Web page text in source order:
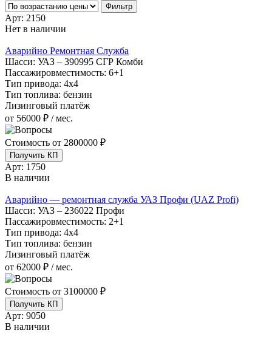
Фильтр
Арт: 2150
Нет в наличии
Аварийно Ремонтная Служба
Шасси: УАЗ – 390995 СГР Комби
Пассажировместимость: 6+1
Тип привода: 4х4
Тип топлива: бензин
Лизинговый платёж
от 56000 ₽ / мес.
Стоимость от 2800000 ₽
Получить КП
Арт: 1750
В наличии
Аварийно — ремонтная служба УАЗ Профи (UAZ Profi)
Шасси: УАЗ – 236022 Профи
Пассажировместимость: 2+1
Тип привода: 4х4
Тип топлива: бензин
Лизинговый платёж
от 62000 ₽ / мес.
Стоимость от 3100000 ₽
Получить КП
Арт: 9050
В наличии